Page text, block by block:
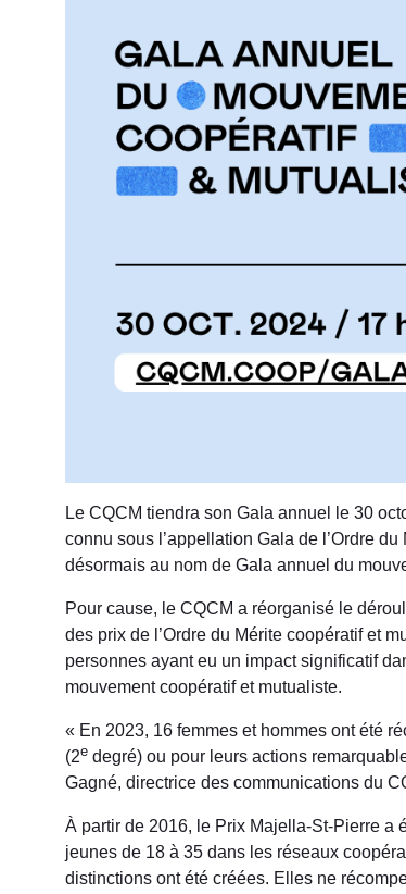
Le CQCM tiendra son Gala annuel le 30
connu sous l’appellation Gala de l’Ordre
désormais au nom de Gala annuel du
Pour cause, le CQCM a réorganisé le
des prix de l’Ordre du Mérite coopératif et
personnes ayant eu un impact significatif
mouvement coopératif et mutualiste.
« En 2023, 16 femmes et hommes ont été
(2e degré) ou pour leurs actions
Gagné, directrice des communications du
À partir de 2016, le Prix Majella-St-Pierre a
jeunes de 18 à 35 dans les réseaux
distinctions ont été créées. Elles ne